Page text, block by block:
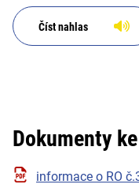
Číst nahlas
Dokumenty
informace o RO